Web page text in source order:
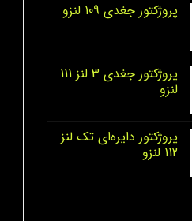
پروژکتور جغدی 109 لنزو
پروژکتور جغدی 3 لنز 111
لنزو
پروژکتور دایره‌ای تک لنز
112 لنزو